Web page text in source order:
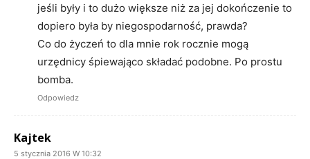
jeśli były i to dużo większe niż za jej dokończenie to
dopiero była by niegospodarność, prawda?
Co do życzeń to dla mnie rok rocznie mogą
urzędnicy śpiewająco składać podobne. Po prostu
bomba.
Odpowiedz
Kajtek
5 stycznia 2016 W 10:32